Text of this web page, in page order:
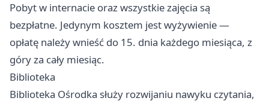
Pobyt w internacie oraz wszystkie zajęcia są
bezpłatne. Jedynym kosztem jest wyżywienie —
opłatę należy wnieść do 15. dnia każdego miesiąca, z
góry za cały miesiąc.
Biblioteka
Biblioteka Ośrodka służy rozwijaniu nawyku czytania,